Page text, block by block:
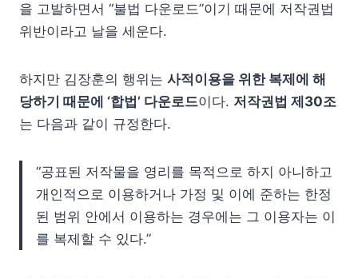
을 고발하면서 “불법 다운로드”이기 때문에 저작권법
위반이라고 날을 세운다.
하지만 김장훈의 행위는 사적이용을 위한 복제에 해
당하기 때문에 ‘합법’ 다운로드이다. 저작권법 제30조
는 다음과 같이 규정한다.
“공표된 저작물을 영리를 목적으로 하지 아니하고
개인적으로 이용하거나 가정 및 이에 준하는 한정
된 범위 안에서 이용하는 경우에는 그 이용자는 이
를 복제할 수 있다.”